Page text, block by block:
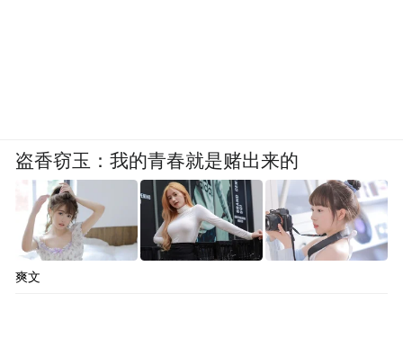
盗香窃玉：我的青春就是赌出来的
爽文